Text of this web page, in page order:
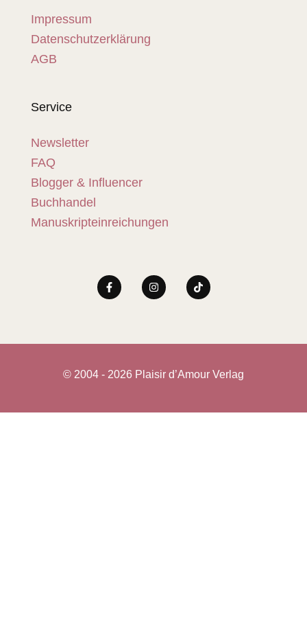
Impressum
Datenschutzerklärung
AGB
Service
Newsletter
FAQ
Blogger & Influencer
Buchhandel
Manuskripteinreichungen
© 2004 - 2026 Plaisir d’Amour Verlag